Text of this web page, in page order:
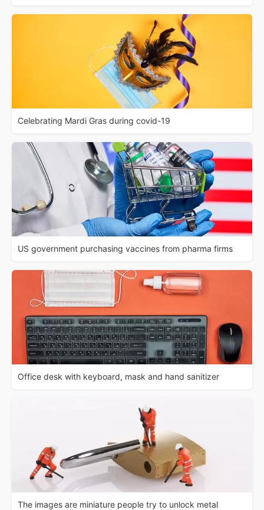
Celebrating Mardi Gras during covid-19
US government purchasing vaccines from pharma firms
Office desk with keyboard, mask and hand sanitizer
The images are miniature people try to unlock metal